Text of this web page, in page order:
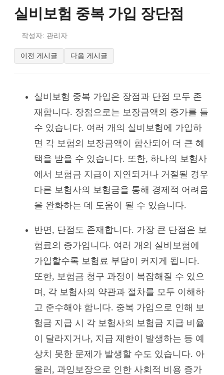
실비보험 중복 가입 장단점
작성자: 관리자
이전 게시글 다음 게시글
실비보험 중복 가입은 장점과 단점 모두 존
재합니다. 장점으로는 보장금액의 증가를 들
수 있습니다. 여러 개의 실비보험에 가입하
면 각 보험의 보장금액이 합산되어 더 큰 혜
택을 받을 수 있습니다. 또한, 하나의 보험사
에서 보험금 지급이 지연되거나 거절될 경우
다른 보험사의 보험금을 통해 경제적 어려움
을 완화하는 데 도움이 될 수 있습니다.
반면, 단점도 존재합니다. 가장 큰 단점은 보
험료의 증가입니다. 여러 개의 실비보험에
가입할수록 보험료 부담이 커지게 됩니다.
또한, 보험금 청구 과정이 복잡해질 수 있으
며, 각 보험사의 약관과 절차를 모두 이해하
고 준수해야 합니다. 중복 가입으로 인해 보
험금 지급 시 각 보험사의 보험금 지급 비율
이 달라지거나, 지급 제한이 발생하는 등 예
상치 못한 문제가 발생할 수도 있습니다. 아
울러, 과잉보장으로 인한 사회적 비용 증가